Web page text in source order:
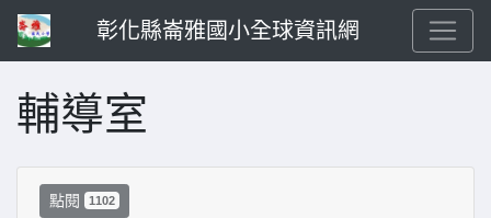
彰化縣崙雅國小全球資訊網
輔導室
點閱 1102